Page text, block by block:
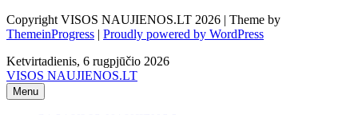
Copyright VISOS NAUJIENOS.LT 2026 | Theme by
ThemeinProgress | Proudly powered by WordPress
Ketvirtadienis, 6 rugpjūčio 2026
VISOS NAUJIENOS.LT
Menu